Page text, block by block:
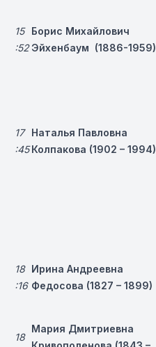
15
:52
Борис Михайлович
Эйхенбаум (1886-1959)
17
:45
Наталья Павловна
Колпакова (1902 – 1994)
18
:16
Ирина Андреевна
Федосова (1827 – 1899)
18
Мария Дмитриевна